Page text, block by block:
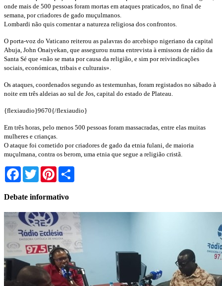
onde mais de 500 pessoas foram mortas em ataques praticados, no final de
semana, por criadores de gado muçulmanos.
Lombardi não quis comentar a natureza religiosa dos confrontos.
O porta-voz do Vaticano reiterou as palavras do arcebispo nigeriano da capital
Abuja, John Onaiyekan, que assegurou numa entrevista à emissora de rádio da
Santa Sé que «não se mata por causa da religião, e sim por reivindicações
sociais, económicas, tribais e culturais».
Os ataques, coordenados segundo as testemunhas, foram registados no sábado à
noite em três aldeias ao sul de Jos, capital do estado de Plateau.
{flexiaudio}9670{/flexiaudio}
Em três horas, pelo menos 500 pessoas foram massacradas, entre elas muitas
mulheres e crianças.
O ataque foi cometido por criadores de gado da etnia fulani, de maioria
muçulmana, contra os berom, uma etnia que segue a religião cristã.
Facebook
TwitterPinterest
Debate informativo